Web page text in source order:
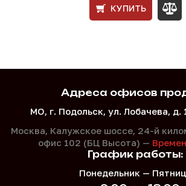
КУПИТЬ
Адреса офисов
МО, г. Подольск, ул. Лобачева, д.
Москва, Калужское шоссе, 24-й
офис 102 (БЦ Высота) —
График работы:
Понедельник —